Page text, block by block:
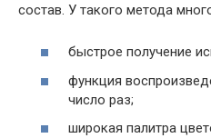
состав. У такого метода
быстрое получение
функция
число раз;
широкая палитра